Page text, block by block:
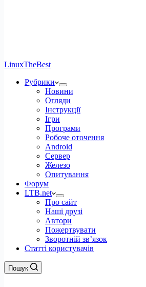
LinuxTheBest
Рубрики
Новини
Огляди
Інструкції
Ігри
Програми
Робоче оточення
Android
Сервер
Железо
Опитування
Форум
LTB.net
Про сайт
Наші друзі
Автори
Пожертвувати
Зворотній зв’язок
Статті користувачів
Пошук